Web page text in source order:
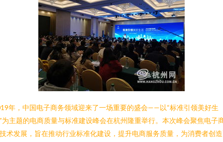
年，中国电子商务领域迎来了一场重要的盛会——以“标准引领美好生
为主题的电商质量与标准建设峰会在杭州隆重举行。本次峰会聚焦电子
术发展，旨在推动行业标准化建设，提升电商服务质量，为消费者创